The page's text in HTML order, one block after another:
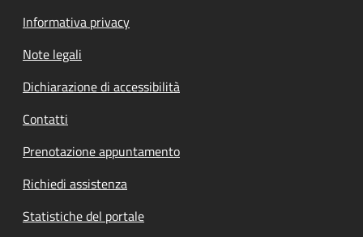
Informativa privacy
Note legali
Dichiarazione di accessibilità
Contatti
Prenotazione appuntamento
Richiedi assistenza
Statistiche del portale